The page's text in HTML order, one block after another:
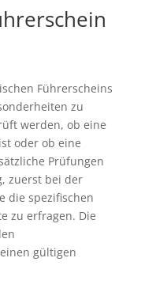
Führerscheins
zu
werden, ob eine
oder ob eine
Prüfungen
zuerst bei der
die spezifischen
zu erfragen. Die
gültigen